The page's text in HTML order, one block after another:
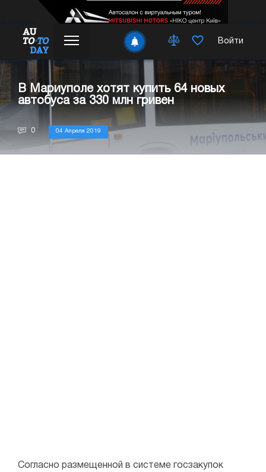
Войти
В Мариуполе хотят купить 64 новых
автобуса за 330 млн гривен
0 04 Апреля 2019
Согласно размещенной в системе госзакупок